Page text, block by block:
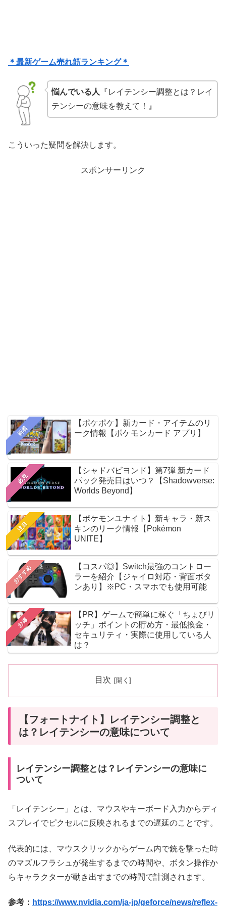
＊最新ゲーム売れ筋ランキング＊
悩んでいる人 『レイテンシー調整とは？レイ
テンシーの意味を教えて！』
こういった疑問を解決します。
スポンサーリンク
新着
【ポケポケ】新カード・アイテムのリ
ーク情報【ポケモンカード アプリ】
必見
【シャドバビヨンド】第7弾 新カード
パック発売日はいつ？【Shadowverse:
Worlds Beyond】
注目
【ポケモンユナイト】新キャラ・新ス
キンのリーク情報【Pokémon
UNITE】
おすすめ
【コスパ◎】Switch最強のコントロー
ラーを紹介【ジャイロ対応・背面ボタ
ンあり】※PC・スマホでも使用可能
お得
【PR】ゲームで簡単に稼ぐ「ちょびリ
ッチ」ポイントの貯め方・最低換金・
セキュリティ・実際に使用している人
は？
目次
【フォートナイト】レイテンシー調整と
は？レイテンシーの意味について
レイテンシー調整とは？レイテンシーの意味に
ついて
「レイテンシー」とは、マウスやキーボード入力からディ
スプレイでピクセルに反映されるまでの遅延のことです。
代表的には、マウスクリックからゲーム内で銃を撃った時
のマズルフラシュが発生するまでの時間や、ボタン操作か
らキャラクターが動き出すまでの時間で計測されます。
参考： https://www.nvidia.com/ja-jp/geforce/news/reflex-